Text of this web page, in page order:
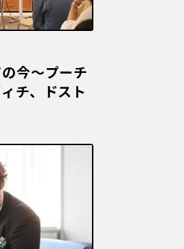
今～プーチ
チ、ドスト